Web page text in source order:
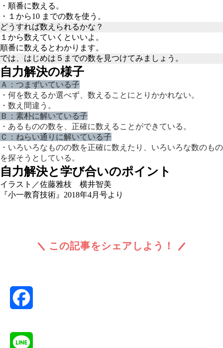
・順番に数える。
・１から10 までの数を使う。
どうすれば数えられるかな？
１から数えていくといいよ。
順番に数えるとわかります。
では、はじめは５までの数を見つけてみましょう。
自力解決の様子
Ａ：つまずいている子
・何を数えるか選べず、数えることにとりかかれない。
・数え間違う。
Ｂ：素朴に解いている子
・あるものの数を、正確に数えることができている。
Ｃ：ねらい通りに解いている子
・いろいろなものの数を正確に数えたり、いろいろな数のもの
を探そうとしている。
自力解決と学び合いのポイント
イラスト／佐藤雅枝 横井智美
『小一教育技術』2018年4月号より
この記事をシェアしよう！